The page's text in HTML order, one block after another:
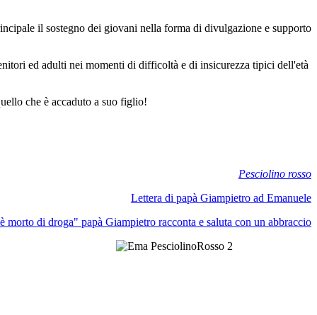
il sostegno dei giovani nella forma di divulgazione e supporto
ed adulti nei momenti di difficoltà e di insicurezza tipici dell'età
che è accaduto a suo figlio!
Pesciolino rosso
Lettera di papà Giampietro ad Emanuele
morto di droga" papà Giampietro racconta e saluta con un abbraccio